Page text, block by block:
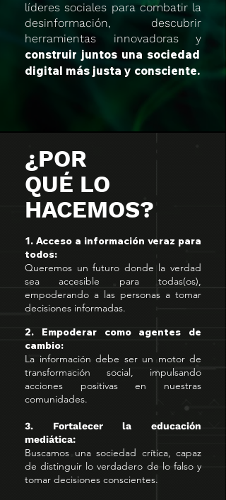
líderes sociales para combatir la
desinformación, descubrir
herramientas innovadoras y
construir juntos una sociedad
digital más justa y consciente.
¿POR
QUÉ LO
HACEMOS?
1. Acceso a información veraz para
todos:
Queremos un futuro donde la verdad
sea accesible para todas(os),
empoderando a las personas a tomar
decisiones informadas.
2. Empoderar como agentes de
cambio:
La información debe ser un motor de
transformación social, impulsando
acciones positivas en nuestras
comunidades.
3. Fortalecer la educación
mediática:
Buscamos una sociedad crítica, capaz
de distinguir lo verdadero de lo falso y
tomar decisiones conscientes.